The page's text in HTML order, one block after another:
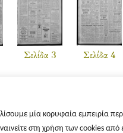
μία κορυφαία εμπειρία
στη χρήση των cookies από
Σελίδα 3 Σελίδα 4